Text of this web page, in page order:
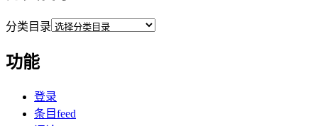
分类目录
功能
登录
条目feed